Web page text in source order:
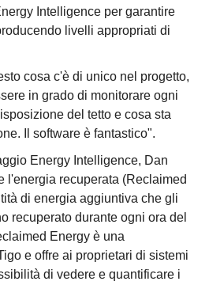
Intelligence per garantire
livelli appropriati di
cosa c'è di unico nel progetto,
in grado di monitorare ogni
del tetto e cosa sta
Il software è fantastico".
Energy Intelligence, Dan
l'energia recuperata (Reclaimed
di energia aggiuntiva che gli
recuperato durante ogni ora del
Energy è una
e offre ai proprietari di sistemi
di vedere e quantificare i